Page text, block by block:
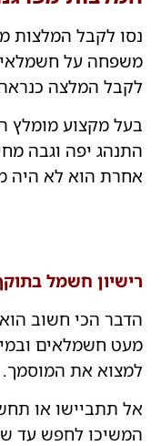
נסו לקבל המלצות
משפחה על חשמלאי
לקבל המלצה
בעל מקצוע מומלץ
התנהג יפה וגבה
אחרת הוא לא היה
רישיון חשמל
הדבר הכי חשוב
מעט חשמלאים
למצוא את המוסמך.
אל תתביישו או
המשיכו לחפש עד